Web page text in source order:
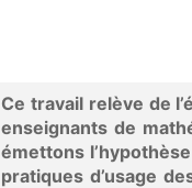
Ce travail relève de
enseignants de
émettons
pratiques d’usage